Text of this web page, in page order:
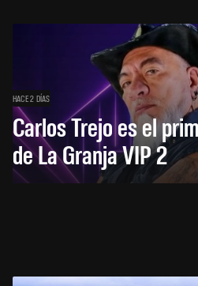
HACE 2 DÍAS
Carlos Trejo es el
de La Granja VIP 2